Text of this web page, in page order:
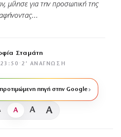
μίλησε για την προσωπική της
Σταμάτη
· 2′ ΑΝΆΓΝΩΣΗ
πηγή στην Google
A A A